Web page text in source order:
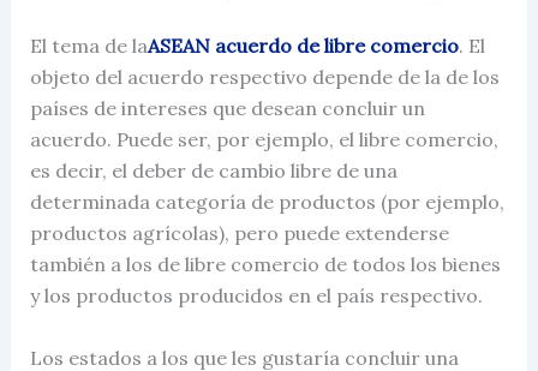
El tema de laASEAN acuerdo de libre comercio. El
objeto del acuerdo respectivo depende de la de los
países de intereses que desean concluir un
acuerdo. Puede ser, por ejemplo, el libre comercio,
es decir, el deber de cambio libre de una
determinada categoría de productos (por ejemplo,
productos agrícolas), pero puede extenderse
también a los de libre comercio de todos los bienes
y los productos producidos en el país respectivo.
Los estados a los que les gustaría concluir una